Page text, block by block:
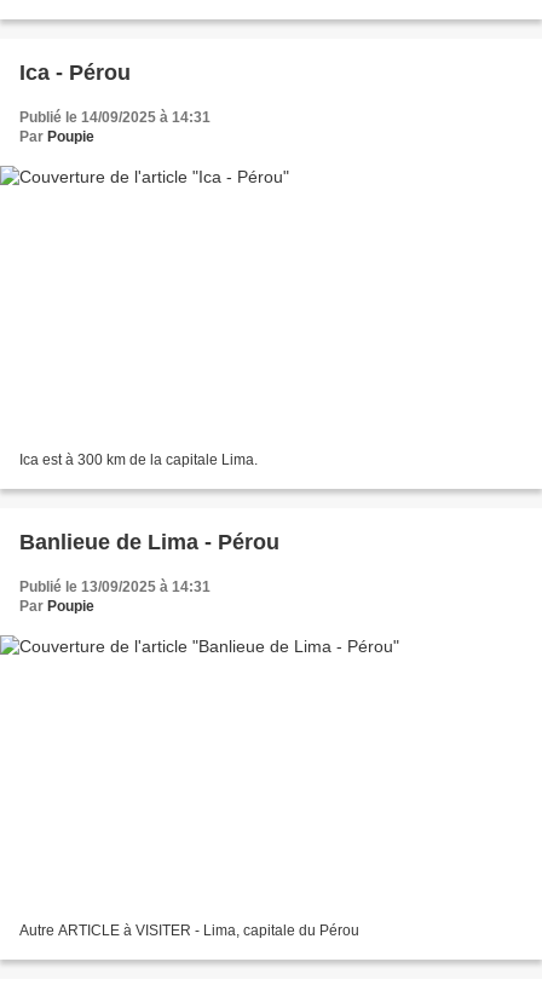
Ica - Pérou
Publié le 14/09/2025 à 14:31
Par Poupie
Ica est à 300 km de la capitale Lima.
Banlieue de Lima - Pérou
Publié le 13/09/2025 à 14:31
Par Poupie
Autre ARTICLE à VISITER - Lima, capitale du Pérou